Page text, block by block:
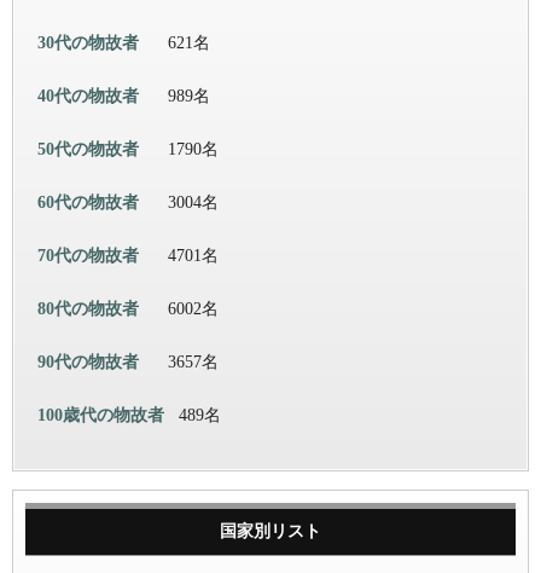
30代の物故者 621名
40代の物故者 989名
50代の物故者 1790名
60代の物故者 3004名
70代の物故者 4701名
80代の物故者 6002名
90代の物故者 3657名
100歳代の物故者 489名
国家別リスト